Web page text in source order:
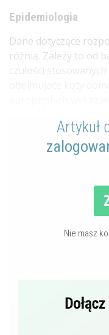
Epidemiologia
Dane dotyczące
różnią. Zależy to od
czułości
Artykuł
Nie masz